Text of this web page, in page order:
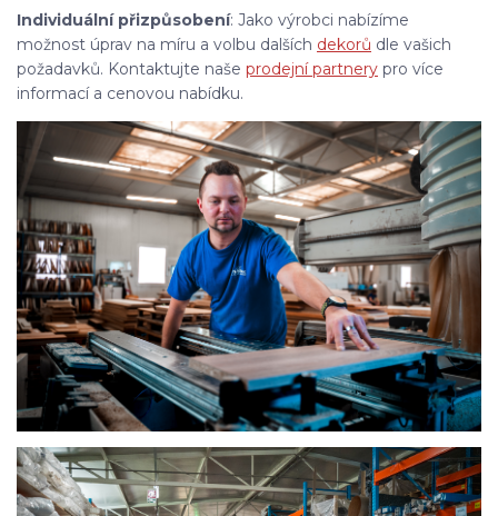
Individuální přizpůsobení: Jako výrobci nabízíme
možnost úprav na míru a volbu dalších dekorů dle vašich
požadavků. Kontaktujte naše prodejní partnery pro více
informací a cenovou nabídku.